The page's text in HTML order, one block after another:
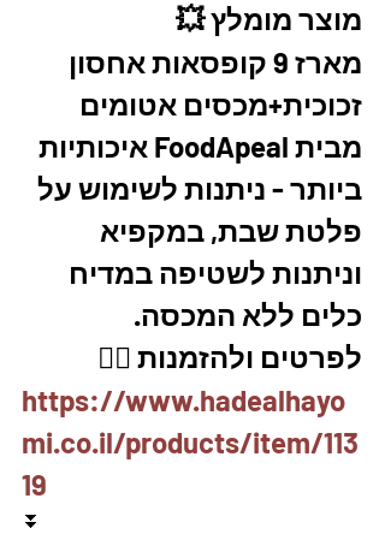
מוצר מומלץ 💥
מארז 9 קופסאות אחסון
זכוכית+מכסים אטומים
מבית FoodApeal איכותיות
ביותר - ניתנות לשימוש על
פלטת שבת, במקפיא
וניתנות לשטיפה במדיח
כלים ללא המכסה.
לפרטים ולהזמנות 👇🏼
https://www.hadealhayo
mi.co.il/products/item/113
19
⏬